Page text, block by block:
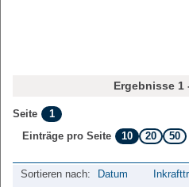
Ergebnisse 1
Seite
1
Einträge pro Seite
10 20 50
Sortieren nach: Datum